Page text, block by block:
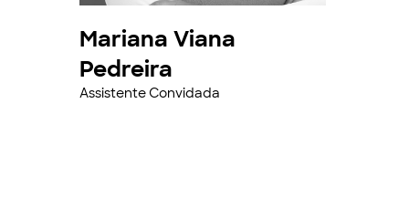
Mariana Viana
Pedreira
Assistente Convidada